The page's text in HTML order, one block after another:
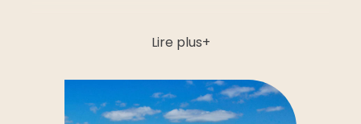
Lire plus
🚸 Accès interdit aux enfants de moins de 8 ans sur
les pistes rouge et jaune.